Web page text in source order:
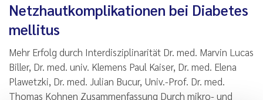
Netzhautkomplikationen bei Diabetes
mellitus
Mehr Erfolg durch Interdisziplinarität Dr. med. Marvin Lucas
Biller, Dr. med. univ. Klemens Paul Kaiser, Dr. med. Elena
Plawetzki, Dr. med. Julian Bucur, Univ.-Prof. Dr. med.
Thomas Kohnen Zusammenfassung Durch mikro- und